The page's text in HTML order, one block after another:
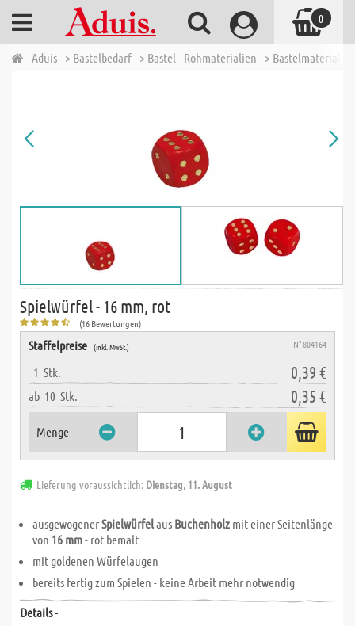
Aduis > Bastelbedarf > Bastel - Rohmaterialien >
Spielwürfel - 16 mm, rot
(16 Bewertungen)
Staffelpreise (inkl. MwSt.) N° 804164
1 Stk. 0,39 €
ab 10 Stk. 0,35 €
Menge
Lieferung voraussichtlich: Dienstag, 11. August
ausgewogenerSpielwürfelaus Buchenholz mit einer Seitenlänge
von 16 mm- rot bemalt
mit goldenen Würfelaugen
bereits fertig zum Spielen - keine Arbeit mehr notwendig
Details -
0